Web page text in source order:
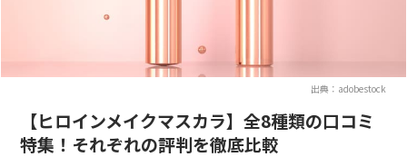
出典：adobestock
【ヒロインメイクマスカラ】全8種類の口コミ
特集！それぞれの評判を徹底比較